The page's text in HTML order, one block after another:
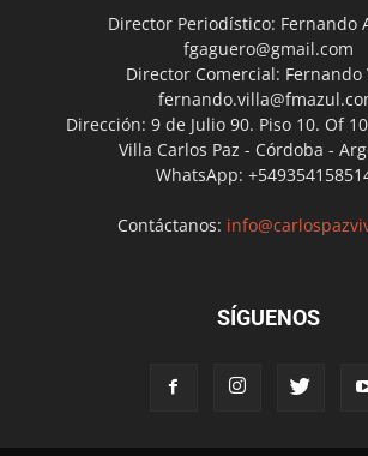
Director Periodístico: Fernando
fgaguero@gmail.com
Director Comercial: Fernando
Dirección: 9 de Julio 90. Piso 10. Of
Villa Carlos Paz - Córdoba -
WhatsApp:
Contáctanos:
SÍGUENOS